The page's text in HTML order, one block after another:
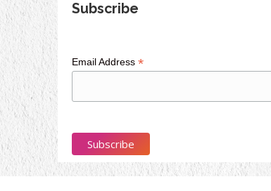
Subscribe
Email Address *